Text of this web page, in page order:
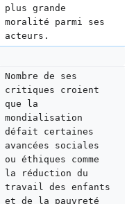
plus grande
moralité parmi ses
acteurs.
Nombre de ses
critiques croient
que la
mondialisation
défait certaines
avancées sociales
ou éthiques comme
la réduction du
travail des enfants
et de la pauvreté